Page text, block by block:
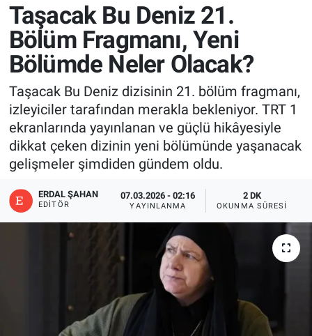
Taşacak Bu Deniz 21.
Bölüm Fragmanı, Yeni
Bölümde Neler Olacak?
Taşacak Bu Deniz dizisinin 21. bölüm fragmanı,
izleyiciler tarafından merakla bekleniyor. TRT 1
ekranlarında yayınlanan ve güçlü hikâyesiyle
dikkat çeken dizinin yeni bölümünde yaşanacak
gelişmeler şimdiden gündem oldu.
ERDAL ŞAHAN
EDITÖR
07.03.2026 - 02:16
YAYINLANMA
2 DK
OKUNMA SÜRESI